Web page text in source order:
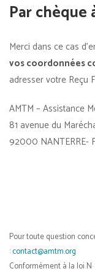
Par chèque
Merci dans ce cas
vos coordonnées
adresser votre Reçu
AMTM – Assistance
81 avenue du
92000 NANTERRE-
Pour toute question
:contact@amtm.org
Conformément à la loi